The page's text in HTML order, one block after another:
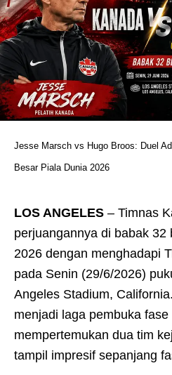
Jesse Marsch vs Hugo Broos: Duel
Besar Piala Dunia 2026
LOS ANGELES – Timnas
perjuangannya di babak 32
2026 dengan menghadapi
pada Senin (29/6/2026)
Angeles Stadium,
menjadi laga pembuka
mempertemukan dua tim
tampil impresif sepanjang